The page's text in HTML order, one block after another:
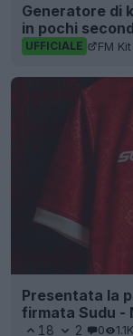
Generatore di
in pochi
UFFICIALE FM
Presentata la
firmata Sudu -
18 2 0 1.1K